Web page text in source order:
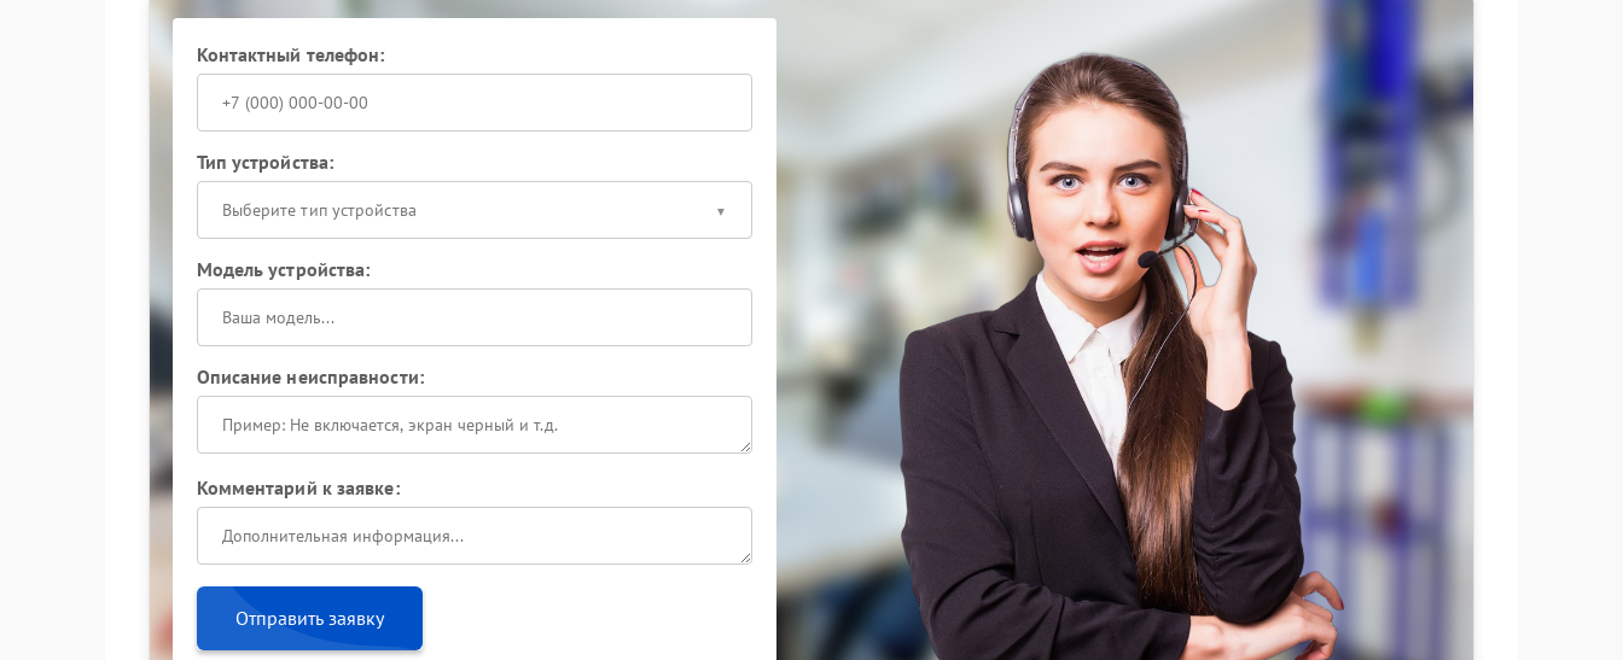
решение формируется строго на базе выявленных несоответствий.
Сервисный центр Hiden располагает специализированными инструментами для тестирования
сетевых интерфейсов — они позволяют имитировать рабочие сценарии и фиксировать поведение
устройства в разных режимах.
Бесперебойник должен стабильно поддерживать сетевое соединение и передавать актуальные
данные — это критично для централизованного контроля. При сбое в канале управления теряется
возможность оперативно реагировать на изменения состояния.
Доверьте устранение сетевой неисправности специалистам.
Контактный телефон:
Тип устройства:
Выберите тип устройства
Модель устройства:
Описание неисправности:
Комментарий к заявке:
Отправить заявку